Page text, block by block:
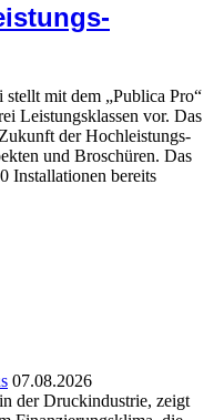
mit dem „Publica Pro“
Leistungsklassen vor. Das
der Hochleistungs-
und Broschüren. Das
Installationen bereits
07.08.2026
der Druckindustrie, zeigt